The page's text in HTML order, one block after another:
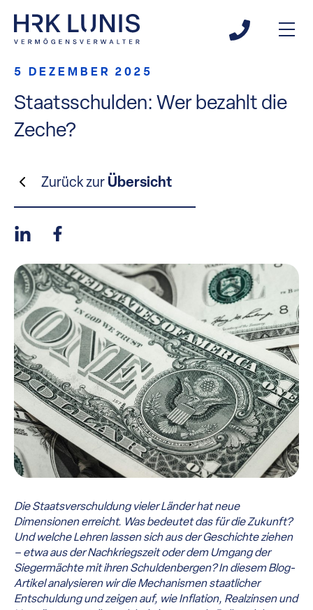
5 DEZEMBER 2025
Staatsschulden: Wer bezahlt die
Zeche?
Die Staatsverschuldung vieler Länder hat neue
Dimensionen erreicht. Was bedeutet das für die Zukunft?
Und welche Lehren lassen sich aus der Geschichte ziehen
– etwa aus der Nachkriegszeit oder dem Umgang der
Siegermächte mit ihren Schuldenbergen? In diesem Blog-
Artikel analysieren wir die Mechanismen staatlicher
Entschuldung und zeigen auf, wie Inflation, Realzinsen und
Zurück zur Übersicht